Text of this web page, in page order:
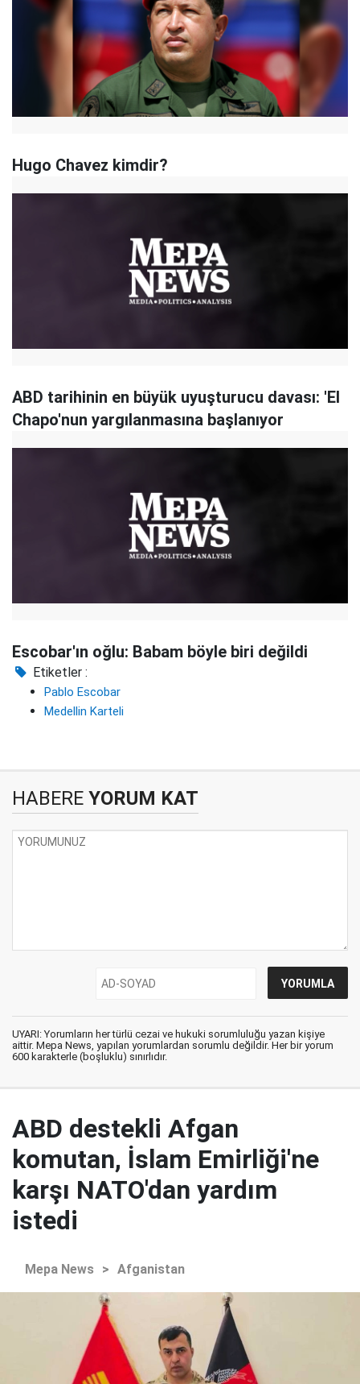
Hugo Chavez kimdir?
ABD tarihinin en büyük uyuşturucu davası: 'El
Chapo'nun yargılanmasına başlanıyor
Escobar'ın oğlu: Babam böyle biri değildi
Etiketler :
Pablo Escobar
Medellin Karteli
HABERE YORUM KAT
UYARI: Yorumların her türlü cezai ve hukuki sorumluluğu yazan kişiye
aittir. Mepa News, yapılan yorumlardan sorumlu değildir. Her bir yorum
600 karakterle (boşluklu) sınırlıdır.
ABD destekli Afgan
komutan, İslam Emirliği'ne
karşı NATO'dan yardım
istedi
Mepa News > Afganistan